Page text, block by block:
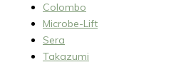
Colombo
Microbe-Lift
Sera
Takazumi